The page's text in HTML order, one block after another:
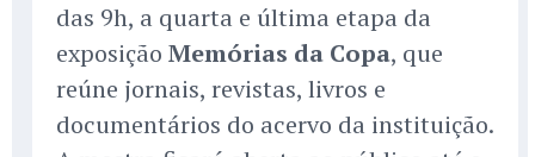
das 9h, a quarta e última etapa da
exposição Memórias da Copa, que
reúne jornais, revistas, livros e
documentários do acervo da instituição.